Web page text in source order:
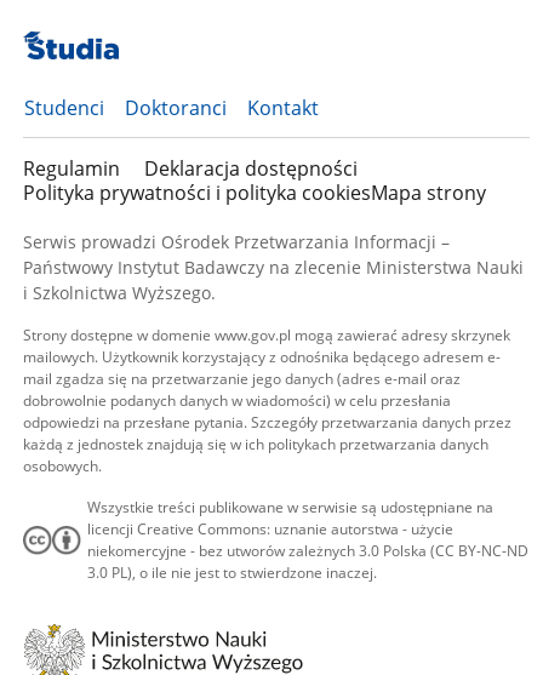
Studenci Doktoranci Kontakt
Regulamin
Deklaracja dostępności
Polityka prywatności i polityka cookiesMapa strony
Serwis prowadzi Ośrodek Przetwarzania Informacji –
Państwowy Instytut Badawczy na zlecenie Ministerstwa Nauki
i Szkolnictwa Wyższego.
Strony dostępne w domenie www.gov.pl mogą zawierać adresy skrzynek
mailowych. Użytkownik korzystający z odnośnika będącego adresem e-
mail zgadza się na przetwarzanie jego danych (adres e-mail oraz
dobrowolnie podanych danych w wiadomości) w celu przesłania
odpowiedzi na przesłane pytania. Szczegóły przetwarzania danych przez
każdą z jednostek znajdują się w ich politykach przetwarzania danych
osobowych.
Wszystkie treści publikowane w serwisie są udostępniane na
licencji Creative Commons: uznanie autorstwa - użycie
niekomercyjne - bez utworów zależnych 3.0 Polska (CC BY-NC-ND
3.0 PL), o ile nie jest to stwierdzone inaczej.